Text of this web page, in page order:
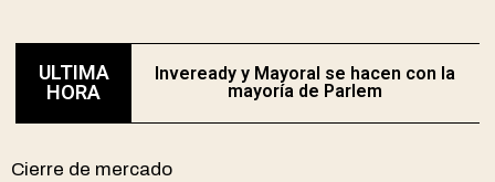
ULTIMA
HORA
Inveready y Mayoral se hacen con la
mayoría de Parlem
Cierre de mercado